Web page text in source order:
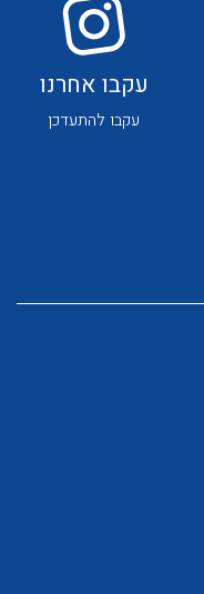
לכל מוצרי היצרן
עקבו אחרנו
עקבו להתעדכן